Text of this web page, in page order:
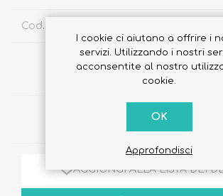
Cod. Sku:
€49,10
€39,20
AGGIUNGI ALLA LISTA DEI
I cookie ci aiutano a offrire i
servizi. Utilizzando i nostri
acconsentite al nostro
cookie.
OK
Approfondisci